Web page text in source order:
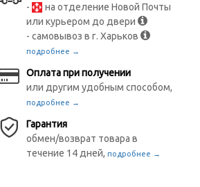
-
на отделение Новой Почты
или курьером до двери
- самовывоз в г. Харьков
подробнее →
Оплата при получении
или другим удобным способом,
подробнее →
Гарантия
обмен/возврат товара в
течение 14 дней,подробнее →